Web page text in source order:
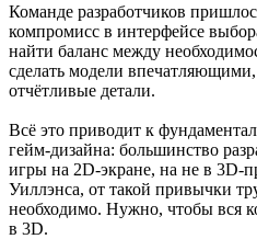
Команде разработчиков
компромисс в интерфейсе
найти баланс между
сделать модели
отчётливые детали.
Всё это приводит к
гейм-дизайна: большинство
игры на 2D-экране, на не в 3D-
Уиллэнса, от такой привычки
необходимо. Нужно, чтобы вся
в 3D.